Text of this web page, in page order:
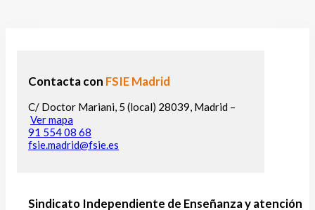
Contacta con FSIE Madrid
C/ Doctor Mariani, 5 (local) 28039, Madrid –
Ver mapa
91 554 08 68
fsie.madrid@fsie.es
Sindicato Independiente de Enseñanza y atención